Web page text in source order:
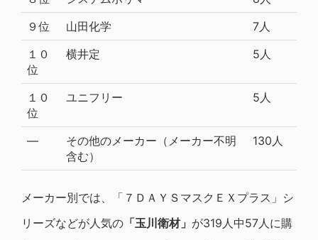
９位
山田化学
7人
１０
位
横井定 5人
１０
位
ユニフリー 5人
―
その他のメーカー（メーカー不明
含む）
130人
メーカー別では、「７ＤＡＹＳマスクＥＸプラス」シ
リーズなどが人気の 「玉川衛材」 が319人中57人に購